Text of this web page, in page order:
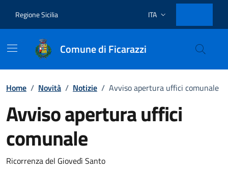
Regione Sicilia Lingua attiva:
ITA
Comune di Ficarazzi
Home / Novità / Notizie / Avviso apertura uffici comunale
Avviso apertura uffici
comunale
Dettagli della notizia
Ricorrenza del Giovedì Santo